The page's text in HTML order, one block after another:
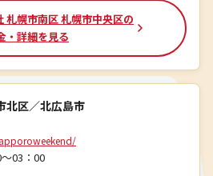
札幌市南区 札幌市中央区の
・詳細を見る
北区／北広島市
03：00